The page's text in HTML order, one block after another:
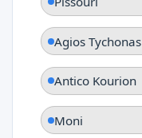
Agios Tychonas
Antico Kourion
Moni